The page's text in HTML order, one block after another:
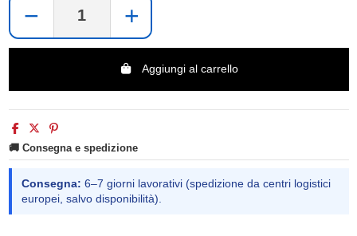
− +
Aggiungi al carrello
🚚 Consegna e spedizione
Consegna: 6–7 giorni lavorativi (spedizione da centri logistici
europei, salvo disponibilità).